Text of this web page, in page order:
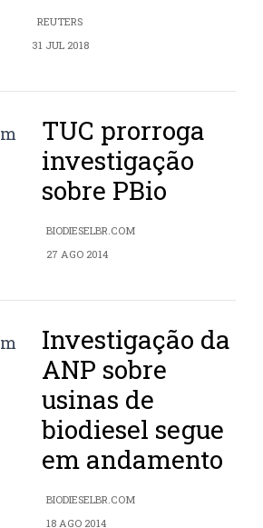
REUTERS
31 JUL 2018
TUC prorroga
investigação
sobre PBio
BIODIESELBR.COM
27 AGO 2014
Investigação da
ANP sobre
usinas de
biodiesel segue
em andamento
BIODIESELBR.COM
18 AGO 2014